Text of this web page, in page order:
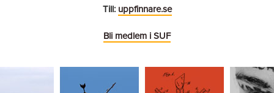
Till: uppfinnare.se
Bli medlem i SUF